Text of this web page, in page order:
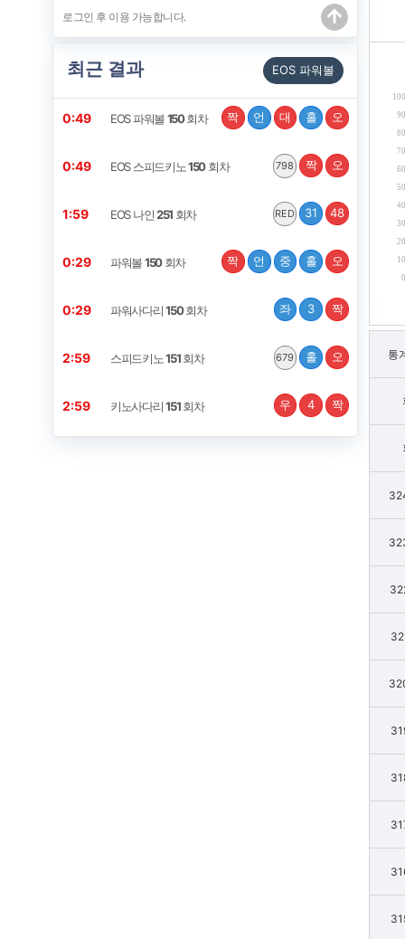
최근 결과 EOS 파워볼
0:49 EOS 파워볼150회차 짝 언 대 홀 오
0:49 EOS 스피드키노150회차 798 짝 오
1:59 EOS 나인251 회차 RED 31 48
0:29 파워볼150회차 짝 언 중 홀 오
0:29 파워사다리150회차 좌 3 짝
2:59 스피드키노151회차 679 홀 오
2:59 키노사다리151회차 우 4 짝
0
10
20
30
40
50
60
70
80
90
100
통